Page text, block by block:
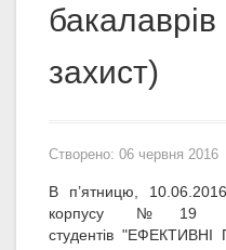
захист)
Створено: 06 червня 2016
В п’ятницю,
корпусу №19
студентів